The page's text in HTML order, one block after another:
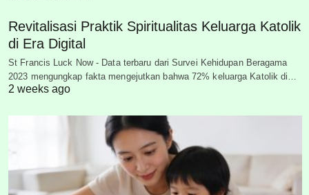
Revitalisasi Praktik Spiritualitas Keluarga Katolik
di Era Digital
St Francis Luck Now - Data terbaru dari Survei Kehidupan Beragama
2023 mengungkap fakta mengejutkan bahwa 72% keluarga Katolik di…
2 weeks ago